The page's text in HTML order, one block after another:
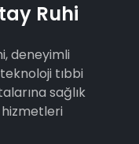
Ruhi
deneyimli
tıbbi
sağlık